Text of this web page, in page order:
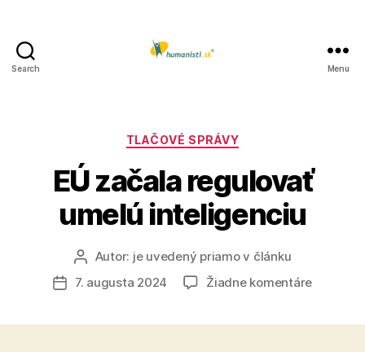
Search Menu
Kategórie
TLAČOVÉ SPRÁVY
EÚ začala regulovať
umelú inteligenciu
Autor
článku
Autor: je uvedený priamo v článku
Dátum
7. augusta 2024 Žiadne komentárena